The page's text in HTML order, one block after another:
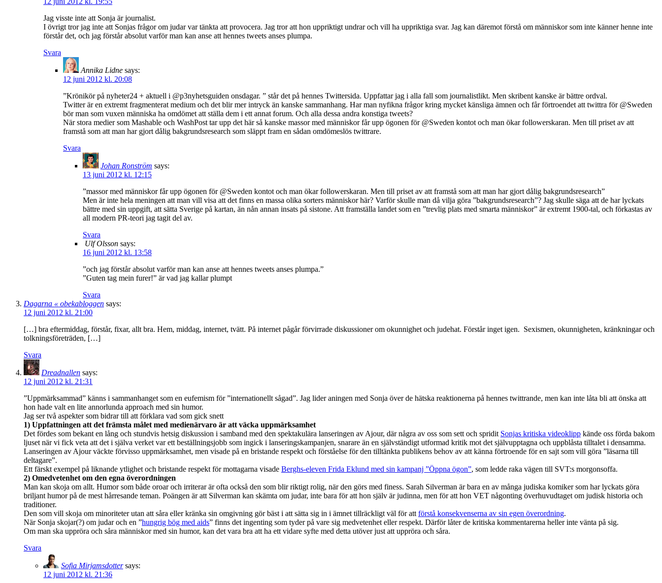
Jag visste inte att Sonja är journalist.
I övrigt tror jag inte att Sonjas frågor om judar var tänkta att provocera. Jag tror att hon uppriktigt undrar och vill ha uppriktiga svar. Jag kan däremot förstå om människor som inte känner henne inte
förstår det, och jag förstår absolut varför man kan anse att hennes tweets anses plumpa.
Svara
Annika Lidne says:
12 juni 2012 kl. 20:08
”Krönikör på nyheter24 + aktuell i @p3nyhetsguiden onsdagar. ” står det på hennes Twittersida. Uppfattar jag i alla fall som journalistlikt. Men skribent kanske är bättre ordval.
Twitter är en extremt fragmenterat medium och det blir mer intryck än kanske sammanhang. Har man nyfikna frågor kring mycket känsliga ämnen och får förtroendet att twittra för @Sweden
bör man som vuxen människa ha omdömet att ställa dem i ett annat forum. Och alla dessa andra konstiga tweets?
När stora medier som Mashable och WashPost tar upp det här så kanske massor med människor får upp ögonen för @Sweden kontot och man ökar followerskaran. Men till priset av att
framstå som att man har gjort dålig bakgrundsresearch som släppt fram en sådan omdömeslös twittrare.
Svara
Johan Ronström says:
13 juni 2012 kl. 12:15
”massor med människor får upp ögonen för @Sweden kontot och man ökar followerskaran. Men till priset av att framstå som att man har gjort dålig bakgrundsresearch”
Men är inte hela meningen att man vill visa att det finns en massa olika sorters människor här? Varför skulle man då vilja göra ”bakgrundsresearch”? Jag skulle säga att de har lyckats
bättre med sin uppgift, att sätta Sverige på kartan, än nån annan insats på sistone. Att framställa landet som en ”trevlig plats med smarta människor” är extremt 1900-tal, och förkastas av
all modern PR-teori jag tagit del av.
Svara
Ulf Olsson says:
16 juni 2012 kl. 13:58
”och jag förstår absolut varför man kan anse att hennes tweets anses plumpa.”
”Guten tag mein furer!” är vad jag kallar plumpt
Svara
Dagarna « obekabloggen says:
12 juni 2012 kl. 21:00
[…] bra eftermiddag, förstår, fixar, allt bra. Hem, middag, internet, tvätt. På internet pågår förvirrade diskussioner om okunnighet och judehat. Förstår inget igen. Sexismen, okunnigheten, kränkningar och
tolkningsföreträden, […]
Svara
Dreadnallen says:
12 juni 2012 kl. 21:31
”Uppmärksammad” känns i sammanhanget som en eufemism för ”internationellt sågad”. Jag lider aningen med Sonja över de hätska reaktionerna på hennes twittrande, men kan inte låta bli att önska att
hon hade valt en lite annorlunda approach med sin humor.
Jag ser två aspekter som bidrar till att förklara vad som gick snett
1) Uppfattningen att det främsta målet med medienärvaro är att väcka uppmärksamhet
Det fördes som bekant en lång och stundvis hetsig diskussion i samband med den spektakulära lanseringen av Ajour, där några av oss som sett och spridit Sonjas kritiska videoklipp kände oss förda bakom
ljuset när vi fick veta att det i själva verket var ett beställningsjobb som ingick i lanseringskampanjen, snarare än en självständigt utformad kritik mot det självupptagna och uppblåsta tilltalet i densamma.
Lanseringen av Ajour väckte förvisso uppmärksamhet, men visade på en bristande respekt och förståelse för den tilltänkta publikens behov av att känna förtroende för en sajt som vill göra ”läsarna till
deltagare”.
Ett färskt exempel på liknande ytlighet och bristande respekt för mottagarna visade Berghs-eleven Frida Eklund med sin kampanj ”Öppna ögon”, som ledde raka vägen till SVT:s morgonsoffa.
2) Omedvetenhet om den egna överordningen
Man kan skoja om allt. Humor som både oroar och irriterar är ofta också den som blir riktigt rolig, när den görs med finess. Sarah Silverman är bara en av många judiska komiker som har lyckats göra
briljant humor på de mest hårresande teman. Poängen är att Silverman kan skämta om judar, inte bara för att hon själv är judinna, men för att hon VET någonting överhuvudtaget om judisk historia och
traditioner.
Den som vill skoja om minoriteter utan att såra eller kränka sin omgivning gör bäst i att sätta sig in i ämnet tillräckligt väl för att förstå konsekvenserna av sin egen överordning.
När Sonja skojar(?) om judar och en ”hungrig bög med aids” finns det ingenting som tyder på vare sig medvetenhet eller respekt. Därför låter de kritiska kommentarerna heller inte vänta på sig.
Om man ska uppröra och såra människor med sin humor, kan det vara bra att ha ett vidare syfte med detta utöver just att uppröra och såra.
Svara
Sofia Mirjamsdotter says:
12 juni 2012 kl. 21:36